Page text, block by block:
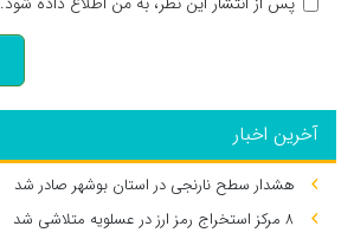
آخرین اخبار
هشدار سطح نارنجی در استان بوشهر صادر شد
۸ مرکز استخراج رمز ارز در عسلویه متلاشی شد